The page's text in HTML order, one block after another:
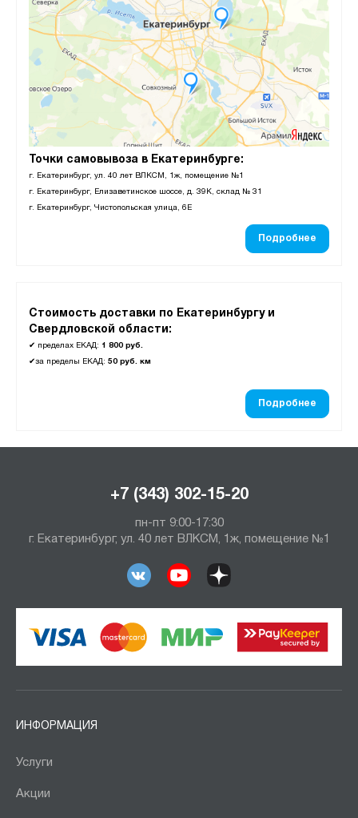
Точки самовывоза в Екатеринбурге:
г. Екатеринбург, ул. 40 лет ВЛКСМ, 1ж, помещение №1
г. Екатеринбург, Елизаветинское шоссе, д. 39К, склад № 31
г. Екатеринбург, Чистопольская улица, 6Е
Подробнее
Стоимость доставки по Екатеринбургу и
Свердловской области:
✔ пределах ЕКАД: 1 800 руб.
✔за пределы ЕКАД: 50 руб. км
Подробнее
+7 (343) 302-15-20
пн-пт 9:00-17:30
г. Екатеринбург, ул. 40 лет ВЛКСМ, 1ж, помещение №1
ИНФОРМАЦИЯ
Услуги
Акции